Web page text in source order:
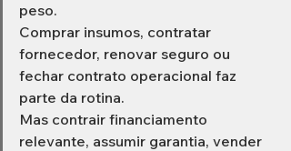
peso.
Comprar insumos, contratar
fornecedor, renovar seguro ou
fechar contrato operacional faz
parte da rotina.
Mas contrair financiamento
relevante, assumir garantia, vender